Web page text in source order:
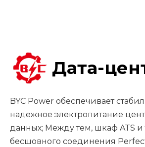
Дата-
BYC Power обеспечивает
надежное электропитание
данных; Между тем, шкаф ATS и
бесшовного соединения